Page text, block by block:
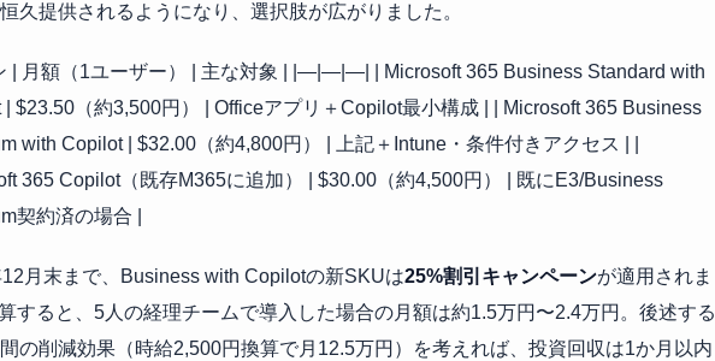
久提供されるようになり、選択肢が広がりました。
| 月額（1ユーザー） | 主な対象 | |—|—|—| | Microsoft 365 Business Standard with
| $23.50（約3,500円） | Officeアプリ＋Copilot最小構成 | | Microsoft 365 Business
with Copilot | $32.00（約4,800円） | 上記＋Intune・条件付きアクセス | |
365 Copilot（既存M365に追加） | $30.00（約4,500円） | 既にE3/Business
契約済の場合 |
月末まで、Business with Copilotの新SKUは25%割引キャンペーンが適用されま
すると、5人の経理チームで導入した場合の月額は約1.5万円〜2.4万円。後述する
の削減効果（時給2,500円換算で月12.5万円）を考えれば、投資回収は1か月以内